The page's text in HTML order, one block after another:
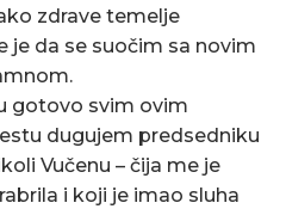
zdrave temelje
je da se suočim sa novim
gotovo svim ovim
dugujem predsedniku
Vučenu – čija me je
i koji je imao sluha